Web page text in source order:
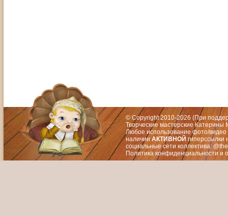
© Copyright 2010-2026 (При
Творческие мастерские
Любое использование фото/видео
наличии АКТИВНОЙ гиперссылки
социальные сети коллектива:
Политика конфиденциальности и